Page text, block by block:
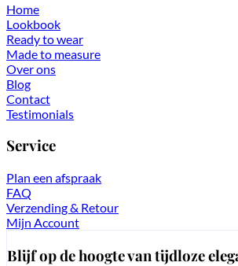
Home
Lookbook
Ready to wear
Made to measure
Over ons
Blog
Contact
Testimonials
Service
Plan een afspraak
FAQ
Verzending & Retour
Mijn Account
Blijf op de hoogte van tijdloze